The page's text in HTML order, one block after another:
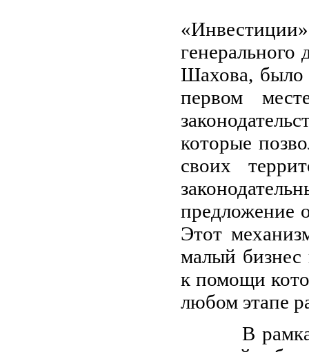
Шахова, было
первом
которые
своих
предложение
Этот
малый бизнес
к помощи
любом этапе
В рамках